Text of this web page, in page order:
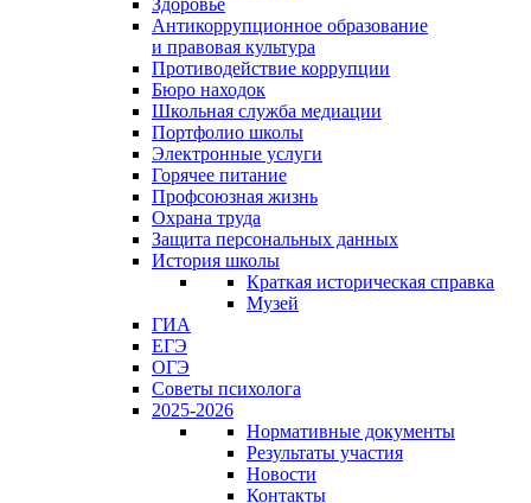
Здоровье
Антикоррупционное образование
и правовая культура
Противодействие коррупции
Бюро находок
Школьная служба медиации
Портфолио школы
Электронные услуги
Горячее питание
Профсоюзная жизнь
Охрана труда
Защита персональных данных
История школы
Краткая историческая справка
Музей
ГИА
ЕГЭ
ОГЭ
Советы психолога
2025-2026
Нормативные документы
Результаты участия
Новости
Контакты